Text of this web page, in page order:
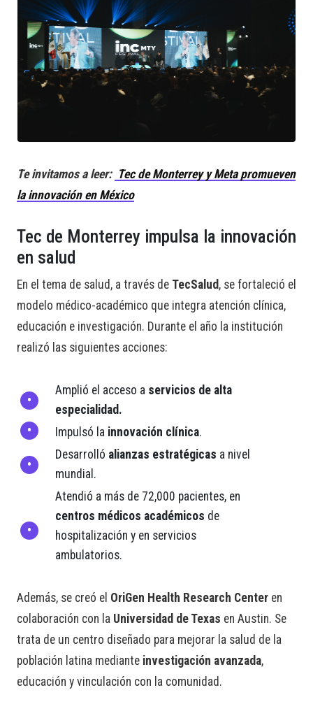
Te invitamos a leer: Tec de Monterrey y Meta promueven
la innovación en México
Tec de Monterrey impulsa la innovación
en salud
En el tema de salud, a través de TecSalud , se fortaleció el
modelo médico-académico que integra atención clínica,
educación e investigación. Durante el año la institución
realizó las siguientes acciones:
Amplió el acceso a servicios de alta
especialidad.
Impulsó la innovación clínica.
Desarrolló alianzas estratégicas a nivel
mundial.
Atendió a más de 72,000 pacientes, en
centros médicos académicos de
hospitalización y en servicios
ambulatorios.
Además, se creó el OriGen Health Research Center en
colaboración con la Universidad de Texas en Austin. Se
trata de un centro diseñado para mejorar la salud de la
población latina mediante investigación avanzada,
educación y vinculación con la comunidad.